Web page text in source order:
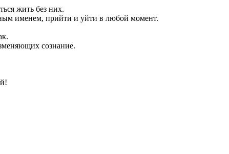
жить без них.
именем, прийти и уйти в любой момент.
сознание.